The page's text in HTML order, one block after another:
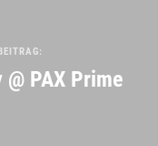
@ PAX Prime